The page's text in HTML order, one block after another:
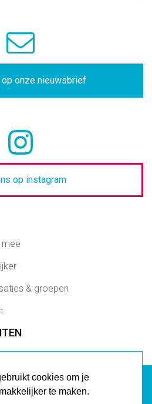
cookies om je
te maken.
op onze nieuwsbrief
op instagram
mee
& groepen
CITIZENNE vzw